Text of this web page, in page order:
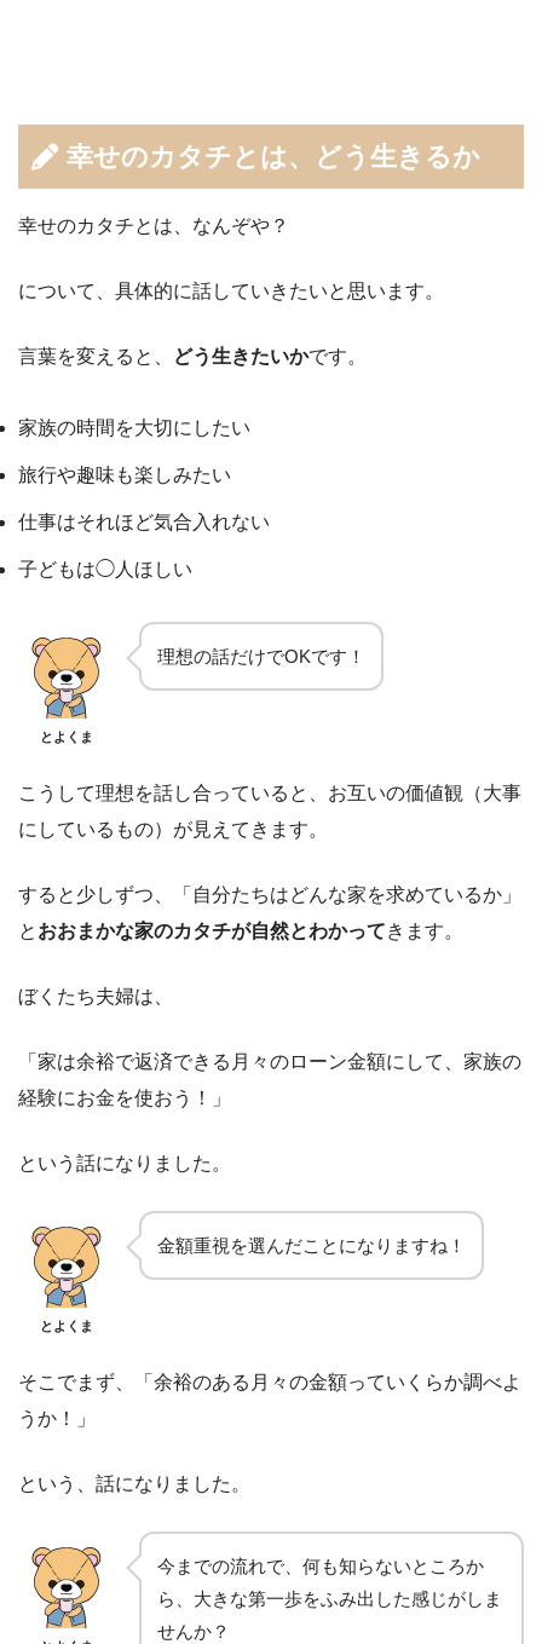
幸せのカタチとは、どう生きるか
幸せのカタチとは、なんぞや？
について、具体的に話していきたいと思います。
言葉を変えると、 どう生きたいかです。
家族の時間を大切にしたい
旅行や趣味も楽しみたい
仕事はそれほど気合入れない
子どもは◯人ほしい
とよくま
理想の話だけでOKです！
こうして理想を話し合っていると、お互いの価値観（大事
にしているもの）が見えてきます。
すると少しずつ、「自分たちはどんな家を求めているか」
と おおまかな家のカタチが自然とわかってきます。
ぼくたち夫婦は、
「家は余裕で返済できる月々のローン金額にして、家族の
経験にお金を使おう！」
という話になりました。
とよくま
金額重視を選んだことになりますね！
そこでまず、「余裕のある月々の金額っていくらか調べよ
うか！」
という、話になりました。
今までの流れで、何も知らないところか
ら、大きな第一歩をふみ出した感じがしま
せんか？